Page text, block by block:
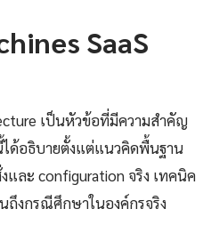
SaaS
เป็นหัวข้อที่มีความสำคัญ
ได้อธิบายตั้งแต่แนวคิดพื้นฐาน
และ configuration จริง เทคนิค
ถึงกรณีศึกษาในองค์กรจริง